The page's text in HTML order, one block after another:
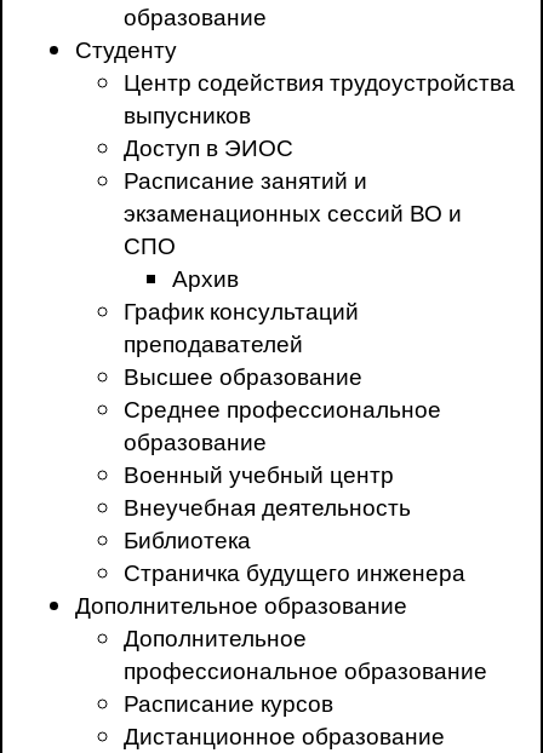
образование
Студенту
Центр содействия трудоустройства
выпусников
Доступ в ЭИОС
Расписание занятий и
экзаменационных сессий ВО и
СПО
Архив
График консультаций
преподавателей
Высшее образование
Среднее профессиональное
образование
Военный учебный центр
Внеучебная деятельность
Библиотека
Страничка будущего инженера
Дополнительное образование
Дополнительное
профессиональное образование
Расписание курсов
Дистанционное образование